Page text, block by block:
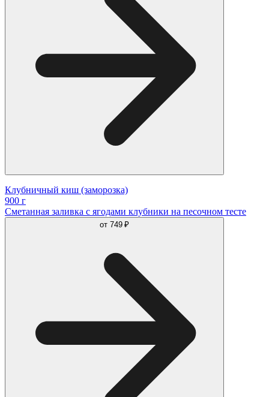
Клубничный киш (заморозка)
900 г
Сметанная заливка с ягодами клубники на песочном тесте
от 749 ₽